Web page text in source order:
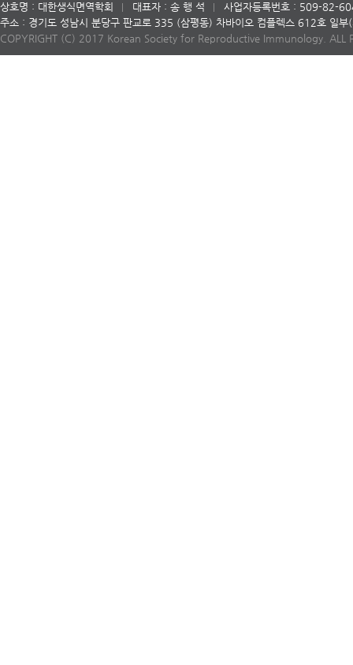
상호명 : 대한생식면역학회 대표자 : 송 행 석
사업자등록번호 : 509-82-
주소 : 경기도 성남시 분당구 판교로 335 (삼평동) 차바이오 컴플렉스 612호 일부
COPYRIGHT (C) 2017 Korean Society for Reproductive Immunology. ALL